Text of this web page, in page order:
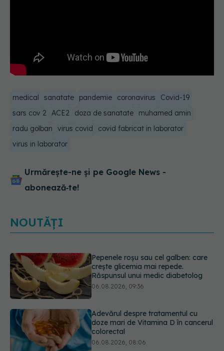
medical sanatate pandemie coronavirus
Covid-19
sars cov 2 ACE2 doza de sanatate
muhamed amin
radu golban
virus covid
covid fabricat in laborator
virus in laborator
Urmărește-ne și pe Google News -
abonează‑te!
NOUTĂȚI
doze mari de Vitamina D în cancerul
colorectal
06.08.2026, 08:06
respect și acceptare: Corpul
fiecăruia spune o poveste
05.08.2026, 21:23